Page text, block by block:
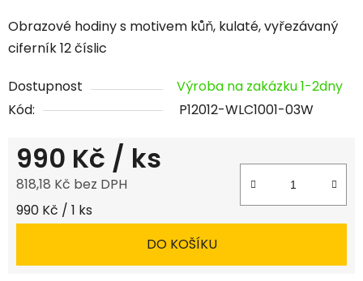
Obrazové hodiny s motivem kůň, kulaté, vyřezávaný
ciferník 12 číslic
Dostupnost
Výroba na zakázku 1-2dny
Kód:
P12012-WLC1001-03W
990 Kč / ks
818,18 Kč bez DPH
Měrná cena:
990 Kč / 1 ks
DO KOŠÍKU